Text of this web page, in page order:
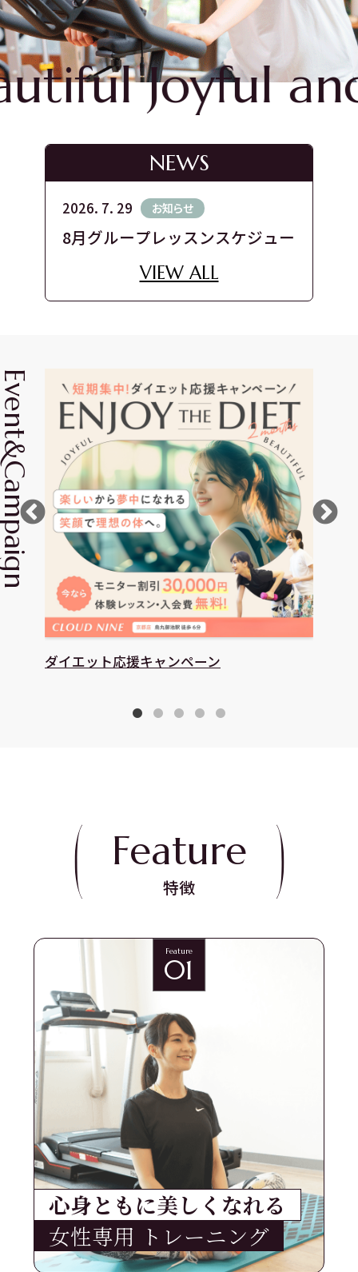
Joyful and
NEWS
2026. 7. 29 お知らせ
8月グループレッスンスケジュール
VIEW ALL
ダイエット応援キャンペーン
Feature
特徴
Feature
01
心身ともに美しくなれる
女性専用 トレーニング